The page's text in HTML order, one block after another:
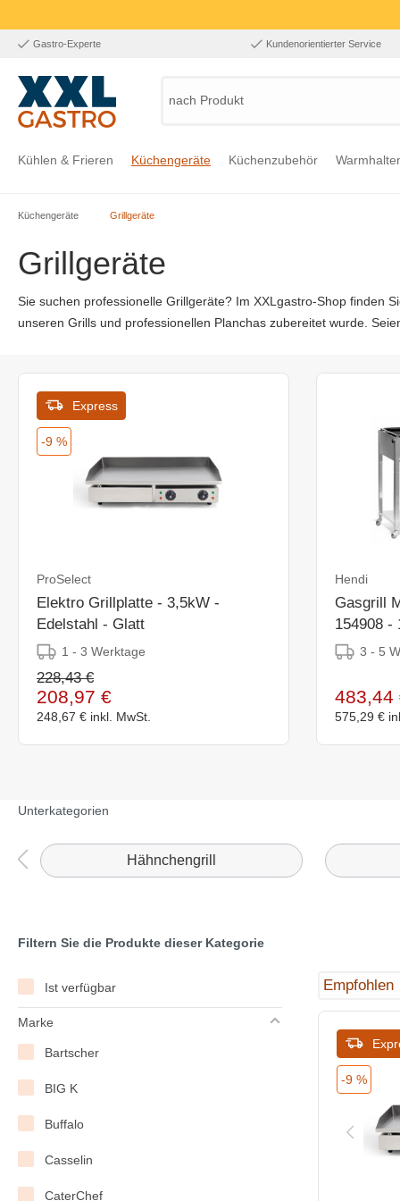
Gastro-Experte Kundenorientierter Service
nach Produkt,
Kühlen & Frieren Küchengeräte Küchenzubehör
Küchengeräte Grillgeräte
Grillgeräte
Sie suchen professionelle Grillgeräte? Im XXLgastro-Shop finden
unseren Grills und professionellen Planchas zubereitet wurde.
-9 %
Express
ProSelect
Elektro Grillplatte - 3,5kW -
Edelstahl - Glatt
1 - 3 Werktage
228,43 €
208,97 €
248,67 € inkl. MwSt.
Hendi
Gasgrill
154908 -
3 - 5
483,44
575,29 €
Unterkategorien
Hähnchengrill
Filtern Sie die Produkte dieser Kategorie
Ist verfügbar
Marke
Bartscher
BIG K
Buffalo
Casselin
CaterChef
-9 %